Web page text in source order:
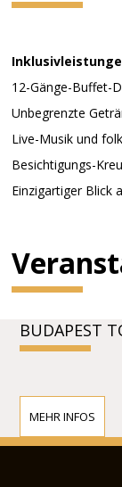
12-Gänge-Buffet-
Unbegrenzte
Live-Musik und
Besichtigungs-
Einzigartiger Blick
BUDAPEST
MEHR INFOS